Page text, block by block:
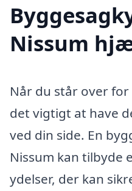
Nissum
Når du står over
det vigtigt at have
ved din side. En
Nissum kan tilbyde
ydelser, der kan